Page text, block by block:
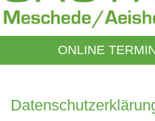
ONLINE